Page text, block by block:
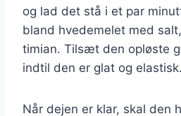
og lad det stå i et par
bland hvedemelet med
timian. Tilsæt den opløste
indtil den er glat og elastisk.
Når dejen er klar, skal den